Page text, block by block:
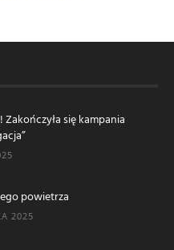
się kampania
powietrza
2025